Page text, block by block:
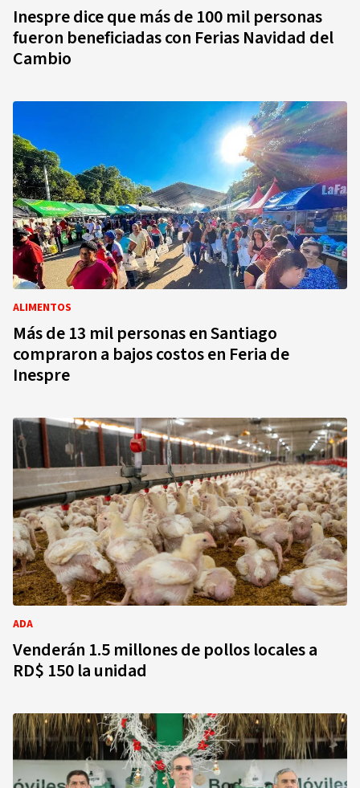
Inespre dice que más de 100 mil personas
fueron beneficiadas con Ferias Navidad del
Cambio
ALIMENTOS
Más de 13 mil personas en Santiago
compraron a bajos costos en Feria de
Inespre
ADA
Venderán 1.5 millones de pollos locales a
RD$ 150 la unidad